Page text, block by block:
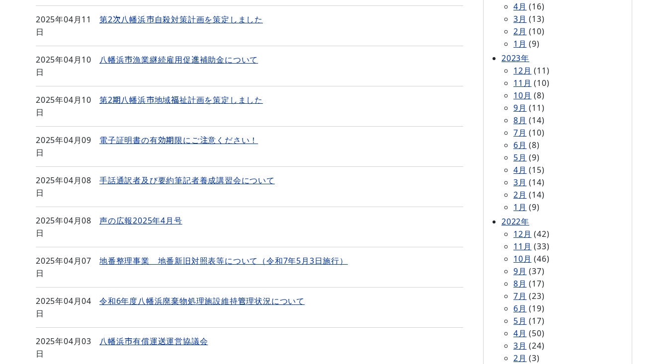
2025年04月11
日
第2次八幡浜市自殺対策計画を策定しました
2025年04月10
日
八幡浜市漁業継続雇用促進補助金について
2025年04月10
日
第2期八幡浜市地域福祉計画を策定しました
2025年04月09
日
電子証明書の有効期限にご注意ください！
2025年04月08
日
手話通訳者及び要約筆記者養成講習会について
2025年04月08
日
声の広報2025年4月号
2025年04月07
日
地番整理事業 地番新旧対照表等について（令和7年5月3日施行）
2025年04月04
日
令和6年度八幡浜廃棄物処理施設維持管理状況について
2025年04月03
日
八幡浜市有償運送運営協議会
4月 (16)
3月 (13)
2月 (10)
1月 (9)
2023年
12月 (11)
11月 (10)
10月 (8)
9月 (11)
8月 (14)
7月 (10)
6月 (8)
5月 (9)
4月 (15)
3月 (14)
2月 (14)
1月 (9)
2022年
12月 (42)
11月 (33)
10月 (46)
9月 (37)
8月 (17)
7月 (23)
6月 (19)
5月 (17)
4月 (50)
3月 (24)
2月 (3)